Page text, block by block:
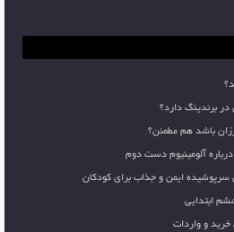
برندینگ دارد؟
باشد هم مطمئن؟
آلومینیوم دست دوم
سرپوشیده ایمن و جذاب برای کودکان
ابتدایی
خرید و واردات